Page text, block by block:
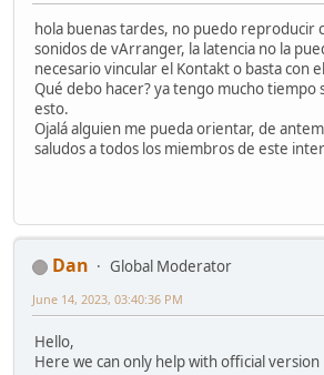
hola buenas tardes, no puedo reproducir
sonidos de vArranger, la latencia no la
necesario vincular el Kontakt o basta con
Qué debo hacer? ya tengo mucho
esto.
Ojalá alguien me pueda orientar, de
saludos a todos los miembros de este
Dan
Global Moderator
June 14, 2023, 03:40:36 PM
Hello,
Here we can only help with official